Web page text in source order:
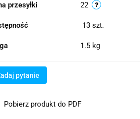
przesyłki 22
13 szt.
1.5 kg
pytanie
Pobierz produkt do PDF